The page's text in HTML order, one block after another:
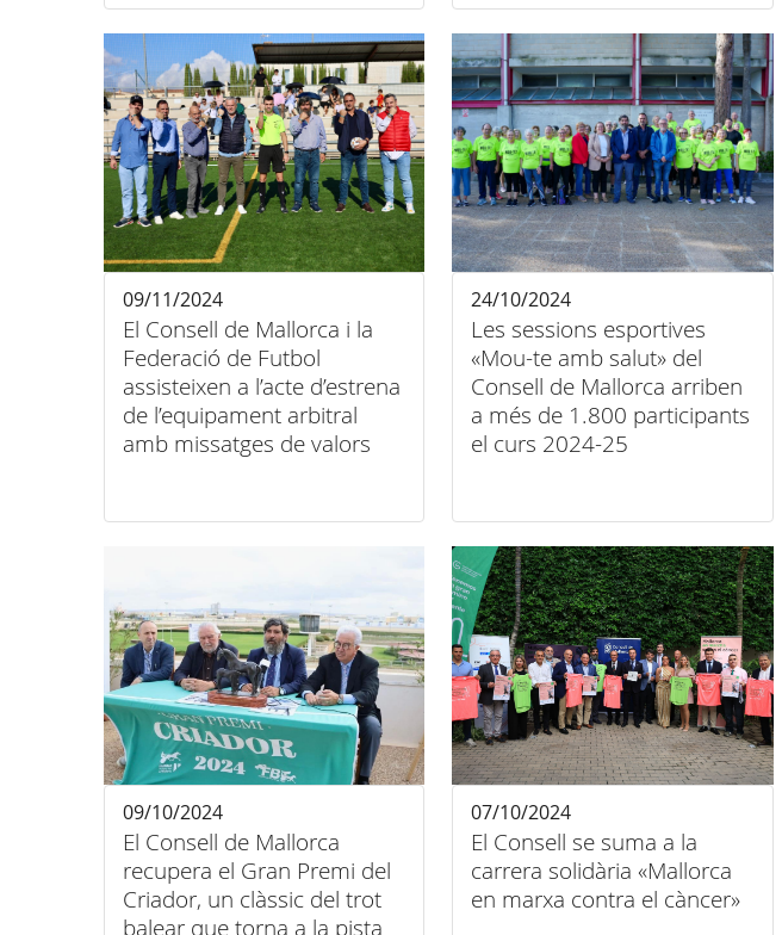
El Consell de Mallorca i la
Federació de Futbol
assisteixen a l’acte d’estrena
de l’equipament arbitral
amb missatges de valors
09/11/2024
Les sessions esportives
«Mou-te amb salut» del
Consell de Mallorca arriben
a més de 1.800 participants
el curs 2024-25
24/10/2024
El Consell de Mallorca
recupera el Gran Premi del
Criador, un clàssic del trot
balear que torna a la pista
09/10/2024
El Consell se suma a la
carrera solidària «Mallorca
en marxa contra el càncer»
07/10/2024